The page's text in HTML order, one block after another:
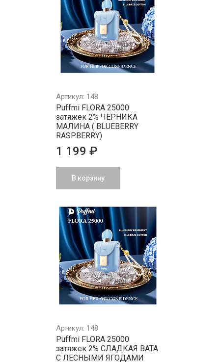
Артикул: 148
Puffmi FLORA 25000
затяжек 2% ЧЕРНИКА
МАЛИНА ( BLUEBERRY
RASPBERRY)
1 199 ₽
В корзину
Артикул: 148
Puffmi FLORA 25000
затяжек 2% СЛАДКАЯ ВАТА
С ЛЕСНЫМИ ЯГОДАМИ